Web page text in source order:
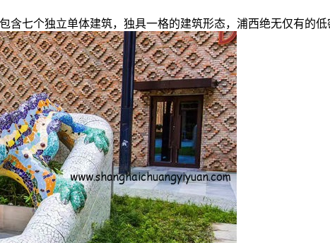
含七个独立单体建筑，独具一格的建筑形态，浦西绝无仅有的